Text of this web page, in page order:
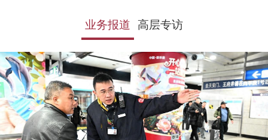
业务报道 高层专访